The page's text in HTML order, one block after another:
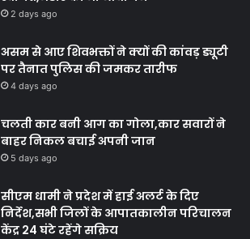
2 days ago
असम से आए शिवभक्तों ने क्यों की कांवड़ ड्यूटी
पर तैनात पुलिस की जमकर तारीफ
4 days ago
चलती कार बनी आग का गोला,कार सवारों ने
बाहर निकल बचाई अपनी जान
5 days ago
सीएम धामी ने प्रदेश में हाई अलर्ट के दिए
निर्देश,सभी जिलों के आपातकालीन परिचालन
केंद्र 24 घंटे रहेंगे सक्रिय